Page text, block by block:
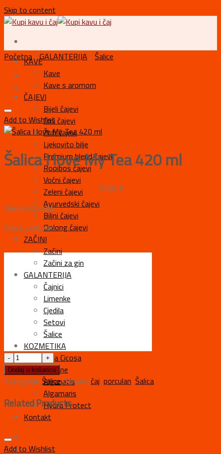
Skip to content
KAVE
Kave
Kave s aromom
ČAJEVI
Bijeli čajevi
Crni čajevi
Žuti čajevi
Ljekovito bilje
Premium blend čajevi
Rooibos čajevi
Voćni čajevi
Zeleni čajevi
Ayurvedski čajevi
Biljni čajevi
Oolong čajevi
ZAČINI
Začini
Začini za gin
GALANTERIJA
Čajnici
Limenke
Cjedila
Setovi
Šalice
KOZMETIKA
Alga Cicosa
Oceane
Alganatis
Algamaris
Hydra Protect
Kontakt
Početna/GALANTERIJA / Šalice
Add to Wishlist
Šalica I love My Tea 420 ml
15,80 €
Opis proizvoda:
Šalica, porculan
Dodaj u košaricu
Kategorija: ŠaliceOznake: čaj, porculan, Šalica
Related Products
Add to Wishlist